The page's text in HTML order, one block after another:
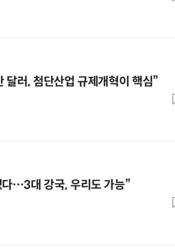
러, 첨단산업 규제개혁이 핵심”
…3대 강국, 우리도 가능”